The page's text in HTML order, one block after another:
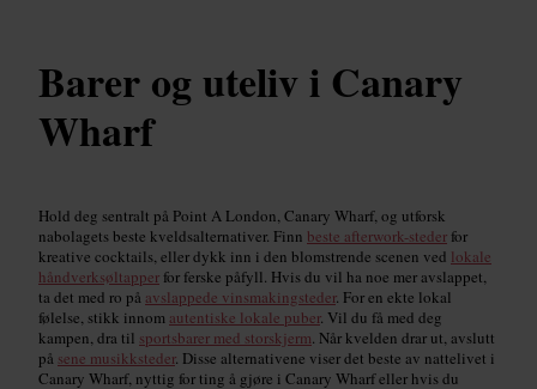
Barer og uteliv i Canary
Wharf
Hold deg sentralt på Point A London, Canary Wharf, og utforsk
nabolagets beste kveldsalternativer. Finn beste afterwork-steder for
kreative cocktails, eller dykk inn i den blomstrende scenen ved lokale
håndverksøltapper for ferske påfyll. Hvis du vil ha noe mer avslappet,
ta det med ro på avslappede vinsmakingsteder. For en ekte lokal
følelse, stikk innom autentiske lokale puber. Vil du få med deg
kampen, dra til sportsbarer med storskjerm. Når kvelden drar ut, avslutt
på sene musikksteder. Disse alternativene viser det beste av nattelivet i
Canary Wharf, nyttig for ting å gjøre i Canary Wharf eller hvis du